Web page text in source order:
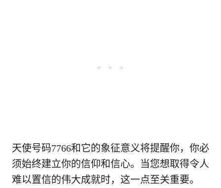
天使号码7766和它的象征意义将提醒你，你必
须始终建立你的信仰和信心。当您想取得令人
难以置信的伟大成就时，这一点至关重要。